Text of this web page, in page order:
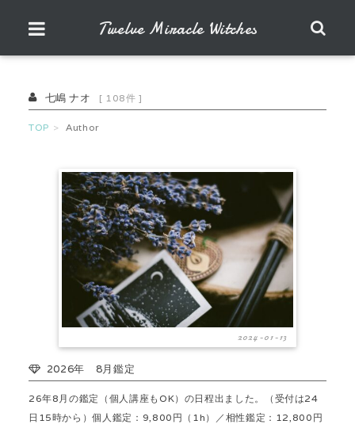
Twelve Miracle Witches
七嶋 ナオ [ 108件 ]
TOP Author
2024-01-13
2026年 8月鑑定
26年8月の鑑定（個人講座もOK）の日程出ました。（受付は24
日15時から）個人鑑定：9,800円（1h）／相性鑑定：12,800円